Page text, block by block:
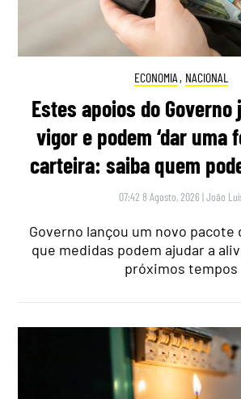
ECONOMIA , NACIONAL
Estes apoios do Governo
vigor e podem ‘dar uma
carteira: saiba quem
07:42 8 Agosto, 2026 |João
Governo lançou um novo pacote
que medidas podem ajudar a
próximos tempos